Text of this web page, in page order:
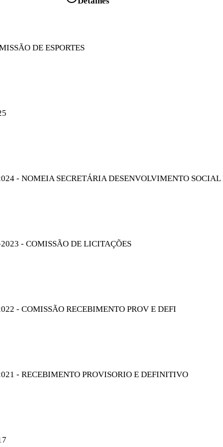
DE ESPORTES
- NOMEIA SECRETÁRIA DESENVOLVIMENTO SOCIAL
- COMISSÃO DE LICITAÇÕES
- COMISSÃO RECEBIMENTO PROV E DEFI
- RECEBIMENTO PROVISORIO E DEFINITIVO